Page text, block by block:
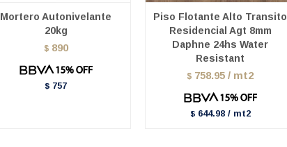
Mortero Autonivelante
20kg
$ 890
$ 757
Piso Flotante Alto Transito
Residencial Agt 8mm
Daphne 24hs Water
Resistant
$ 758.95 / mt2
$ 644.98 / mt2